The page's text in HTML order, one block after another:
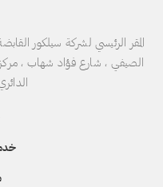
الصيفي ، شارع فؤاد شهاب ،